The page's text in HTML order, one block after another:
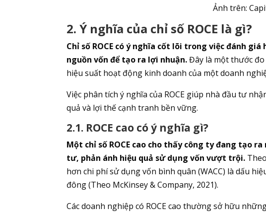
Ảnh trên:
2. Ý nghĩa của chỉ số ROCE là gì?
Chỉ số ROCE có ý nghĩa cốt lõi trong việc đánh
nguồn vốn để tạo ra lợi nhuận.Đây là một thước
hiệu suất hoạt động kinh doanh của một doanh
Việc phân tích ý nghĩa của ROCE giúp nhà đầu tư
quả và lợi thế cạnh tranh bền vững.
2.1. ROCE cao có ý nghĩa gì?
Một chỉ số ROCE cao cho thấy công ty đang tạo
tư, phản ánh hiệu quả sử dụng vốn vượt trội.
hơn chi phí sử dụng vốn bình quân (WACC) là dấu
đông (Theo McKinsey & Company, 2021).
Các doanh nghiệp có ROCE cao thường sở hữu